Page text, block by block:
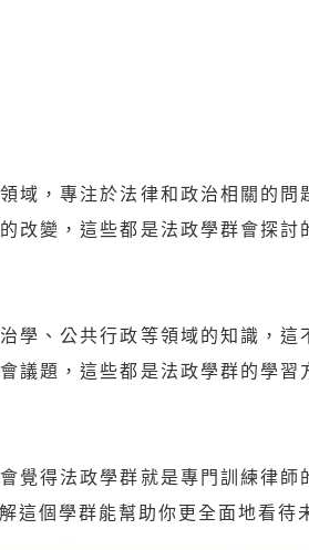
域，專注於法律和政治相關的
改變，這些都是法政學群會探
學、公共行政等領域的知識，
議題，這些都是法政學群的學
覺得法政學群就是專門訓練律
這個學群能幫助你更全面地看待